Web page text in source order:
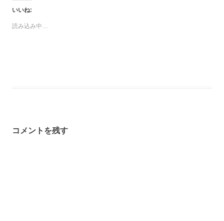
いいね:
読み込み中…
コメントを残す